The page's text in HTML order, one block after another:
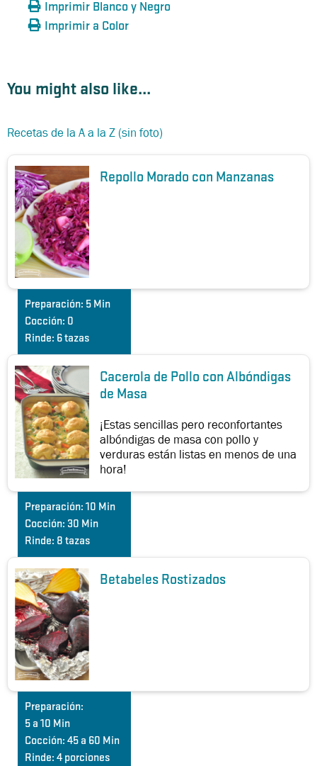
Imprimir Blanco y Negro
Imprimir a Color
You might also like...
Recetas de la A a la Z (sin foto)
Repollo Morado con Manzanas
Preparación: 5 Min
Cocción: 0
Rinde: 6 tazas
Cacerola de Pollo con Albóndigas
de Masa
¡Estas sencillas pero reconfortantes
albóndigas de masa con pollo y
verduras están listas en menos de una
hora!
Preparación: 10 Min
Cocción: 30 Min
Rinde: 8 tazas
Betabeles Rostizados
Preparación:
5 a 10 Min
Cocción: 45 a 60 Min
Rinde: 4 porciones